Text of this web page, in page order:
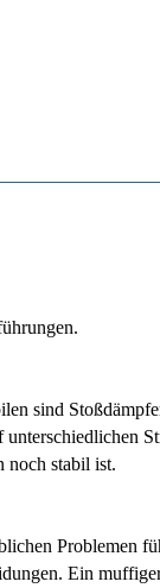
sind
noch stabil ist.
Problemen
Ein